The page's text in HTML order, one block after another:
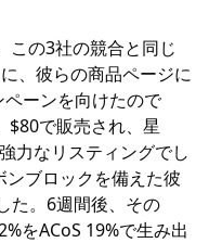
この3社の競合と同じ
、彼らの商品ページに
ーンを向けたので
$80で販売され、星
力なリスティングでし
ブロックを備えた彼
た。6週間後、その
をACoS 19%で生み出